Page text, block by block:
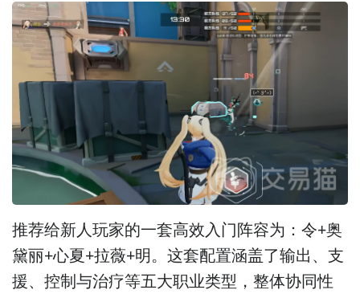
推荐给新人玩家的一套高效入门阵容为：令+奥
黛丽+心夏+拉薇+明。这套配置涵盖了输出、支
援、控制与治疗等五大职业类型，整体协同性